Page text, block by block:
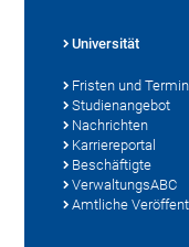
Universität
Fristen und
Studienangebot
Nachrichten
Karriereportal
Beschäftigte
VerwaltungsABC
Amtliche